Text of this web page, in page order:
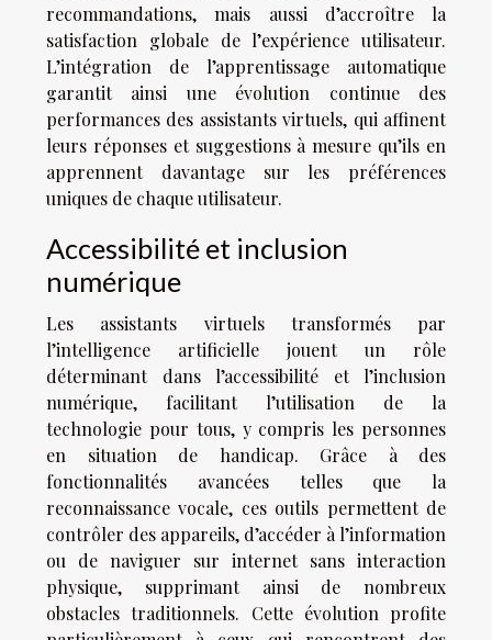
recommandations, mais aussi d’accroître la
satisfaction globale de l’expérience utilisateur.
L’intégration de l’apprentissage automatique
garantit ainsi une évolution continue des
performances des assistants virtuels, qui affinent
leurs réponses et suggestions à mesure qu’ils en
apprennent davantage sur les préférences
uniques de chaque utilisateur.
Accessibilité et inclusion
numérique
Les assistants virtuels transformés par
l’intelligence artificielle jouent un rôle
déterminant dans l’accessibilité et l’inclusion
numérique, facilitant l’utilisation de la
technologie pour tous, y compris les personnes
en situation de handicap. Grâce à des
fonctionnalités avancées telles que la
reconnaissance vocale, ces outils permettent de
contrôler des appareils, d’accéder à l’information
ou de naviguer sur internet sans interaction
physique, supprimant ainsi de nombreux
obstacles traditionnels. Cette évolution profite